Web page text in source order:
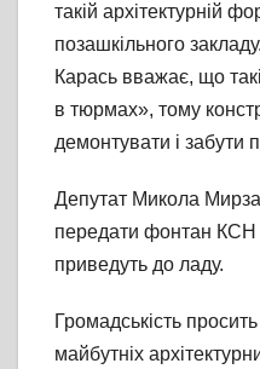
такій архітектурній
позашкільного
Карась вважає, що
в тюрмах», тому
демонтувати і забути
Депутат Микола
передати фонтан КСН
приведуть до ладу.
Громадськість
майбутніх